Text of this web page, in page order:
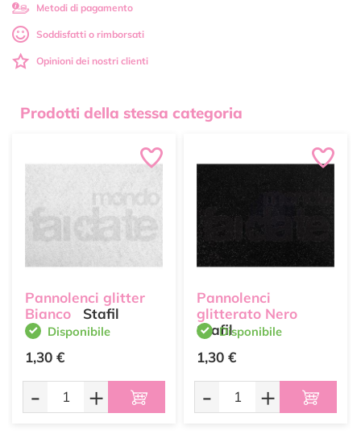
Metodi di pagamento
Soddisfatti o rimborsati
Opinioni dei nostri clienti
Prodotti della stessa categoria
Pannolenci glitter
Bianco
Stafil
Disponibile
1,30 €
- +
Pannolenci
glitterato Nero
StafilDisponibile
1,30 €
- +